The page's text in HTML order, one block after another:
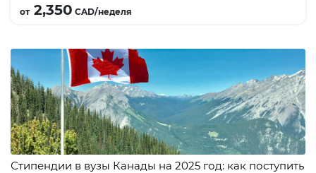
от2,350 CAD/неделя
Стипендии в вузы Канады на 2025 год: как поступить